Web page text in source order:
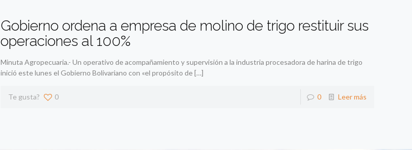
Gobierno ordena a empresa de molino de trigo restituir sus
operaciones al 100%
Minuta Agropecuaria.- Un operativo de acompañamiento y supervisión a la industria procesadora de harina de trigo
inició este lunes el Gobierno Bolivariano con «el propósito de[…]
Te gusta? 0 0 Leer más